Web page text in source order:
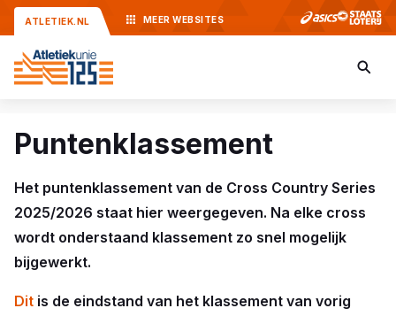
ATLETIEK.NL MEER WEBSITES
Puntenklassement
Het puntenklassement van de Cross Country Series
2025/2026 staat hier weergegeven. Na elke cross
wordt onderstaand klassement zo snel mogelijk
bijgewerkt.
Dit is de eindstand van het klassement van vorig